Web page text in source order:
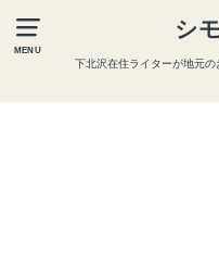
MENU
シ
下北沢在住ライターが地元